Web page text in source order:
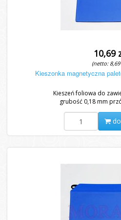
10,69
(netto: 8,69
Kieszonka magnetyczna
Kieszeń foliowa do
grubość 0,18 mm